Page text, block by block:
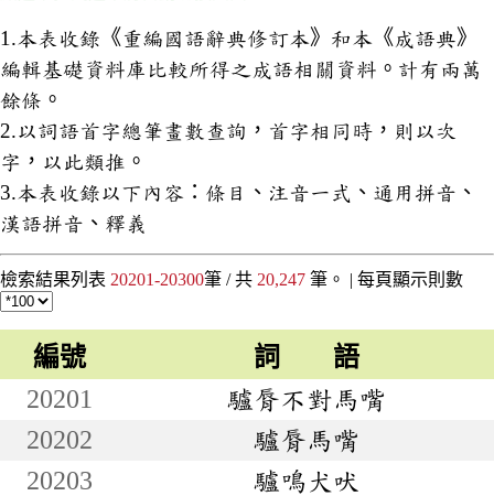
1.本表收錄《重編國語辭典修訂本》和本《成語典》
編輯基礎資料庫比較所得之成語相關資料。計有兩萬
餘條。
2.以詞語首字總筆畫數查詢，首字相同時，則以次
字，以此類推。
3.本表收錄以下內容：條目、注音一式、通用拼音、
漢語拼音、釋義
檢索結果列表 20201-20300筆 / 共 20,247 筆。 | 每頁顯示則數
編號
詞 語
20201
驢脣不對馬嘴
20202
驢脣馬嘴
20203
驢鳴犬吠